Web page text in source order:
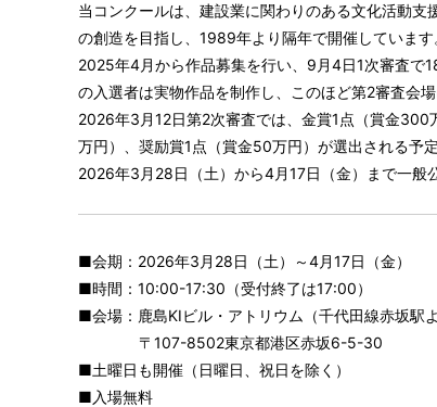
当コンクールは、建設業に関わりのある文化活動
の創造を目指し、1989年より隔年で開催しています
2025年4月から作品募集を行い、9月4日1次審査で
の入選者は実物作品を制作し、このほど第2審査会場
2026年3月12日第2次審査では、金賞1点（賞金
万円）、奨励賞1点（賞金50万円）が選出される予
2026年3月28日（土）から4月17日（金）まで一般
■会期：2026年3月28日（土）～4月17日（金）
■時間：10:00-17:30（受付終了は17:00）
■会場：鹿島KIビル・アトリウム（千代田線赤坂駅
〒107-8502東京都港区赤坂6-5-30
■土曜日も開催（日曜日、祝日を除く）
■入場無料